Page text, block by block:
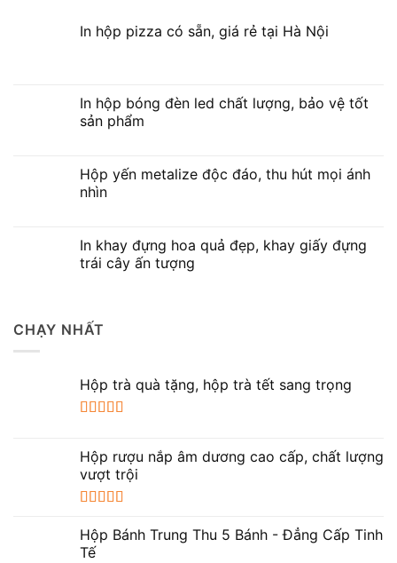
In hộp pizza có sẵn, giá rẻ tại Hà Nội
In hộp bóng đèn led chất lượng, bảo vệ tốt
sản phẩm
Hộp yến metalize độc đáo, thu hút mọi ánh
nhìn
In khay đựng hoa quả đẹp, khay giấy đựng
trái cây ấn tượng
CHẠY NHẤT
Hộp trà quà tặng, hộp trà tết sang trọng
sao
Hộp rượu nắp âm dương cao cấp, chất lượng
vượt trội
hạng 5.005
sao
Hộp Bánh Trung Thu 5 Bánh - Đẳng Cấp Tinh
Tế